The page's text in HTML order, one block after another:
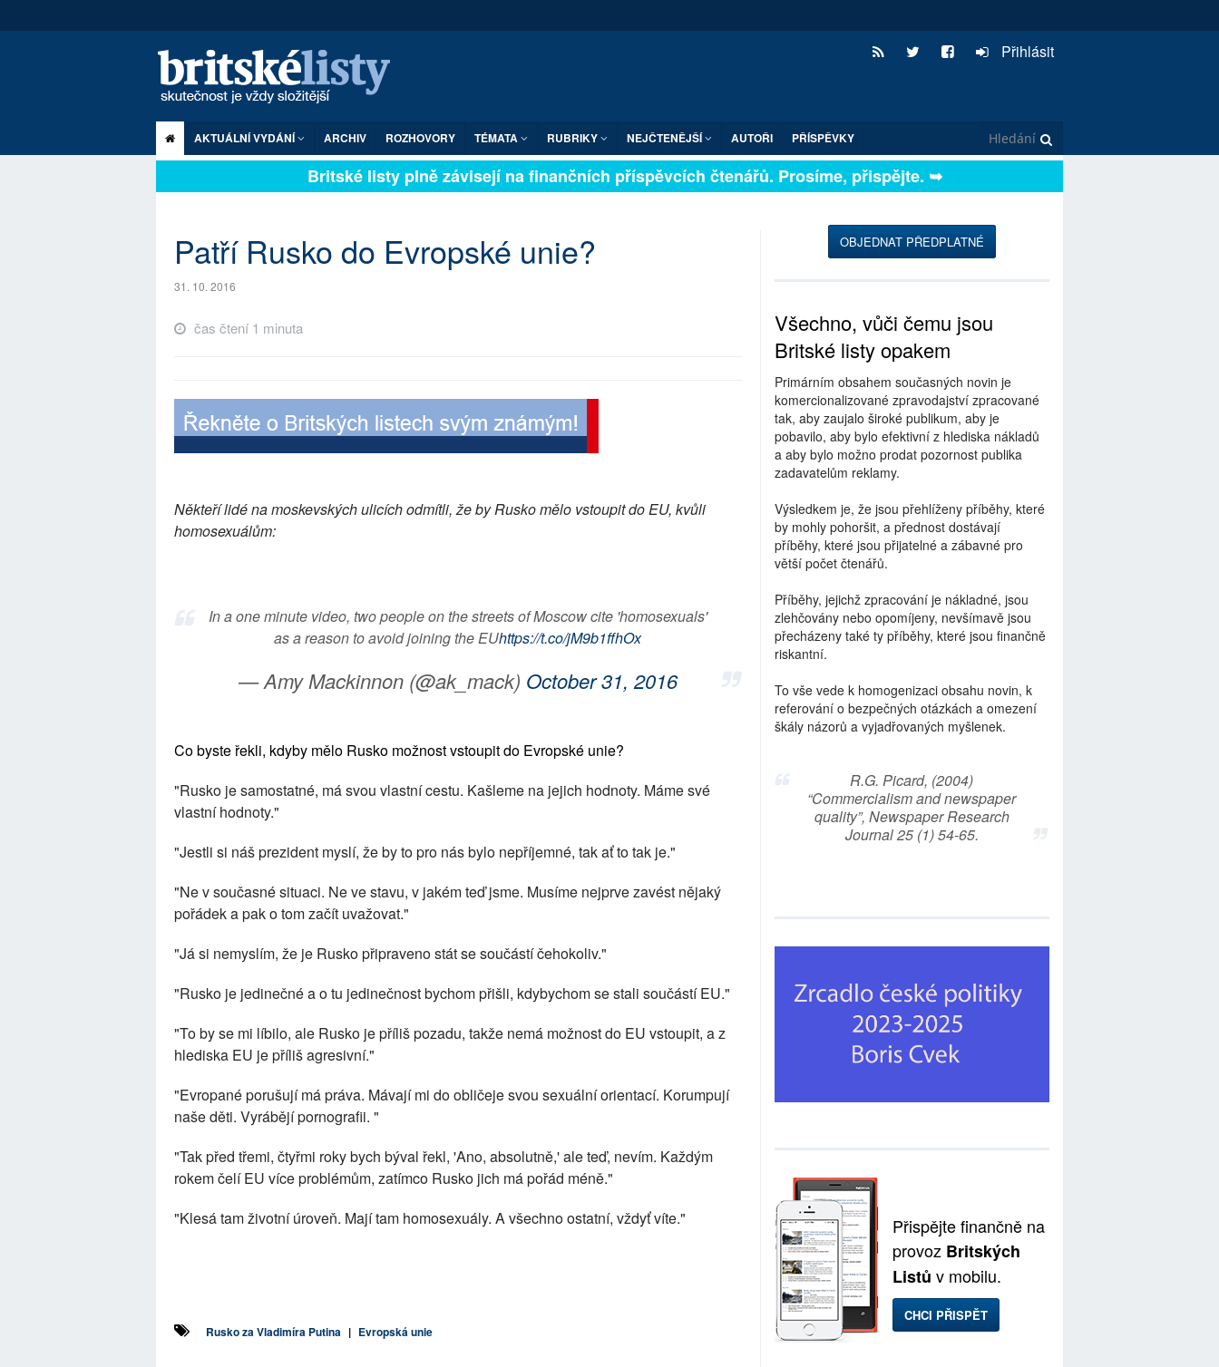
Přihlásit
AKTUÁLNÍ VYDÁNÍ ARCHIV ROZHOVORY TÉMATA RUBRIKY NEJČTENĚJŠÍ AUTOŘI PŘÍSPĚVKY
Britské listy plně závisejí na finančních příspěvcích čtenářů. Prosíme, přispějte. ➥
Patří Rusko do Evropské unie?
31. 10. 2016
čas čtení 1 minuta
Někteří lidé na moskevských ulicích odmítli, že by Rusko mělo vstoupit do EU, kvůli
homosexuálům:
In a one minute video, two people on the streets of Moscow cite 'homosexuals'
as a reason to avoid joining the EUhttps://t.co/jM9b1ffhOx
— Amy Mackinnon (@ak_mack) October 31, 2016
Co byste řekli, kdyby mělo Rusko možnost vstoupit do Evropské unie?
"Rusko je samostatné, má svou vlastní cestu. Kašleme na jejich hodnoty. Máme své
vlastní hodnoty."
"Jestli si náš prezident myslí, že by to pro nás bylo nepříjemné, tak ať to tak je."
"Ne v současné situaci. Ne ve stavu, v jakém teď jsme. Musíme nejprve zavést nějaký
pořádek a pak o tom začít uvažovat."
"Já si nemyslím, že je Rusko připraveno stát se součástí čehokoliv."
"Rusko je jedinečné a o tu jedinečnost bychom přišli, kdybychom se stali součástí EU."
"To by se mi líbilo, ale Rusko je příliš pozadu, takže nemá možnost do EU vstoupit, a z
hlediska EU je příliš agresivní."
"Evropané porušují má práva. Mávají mi do obličeje svou sexuální orientací. Korumpují
naše děti. Vyrábějí pornografii. "
"Tak před třemi, čtyřmi roky bych býval řekl, 'Ano, absolutně,' ale teď, nevím. Každým
rokem čelí EU více problémům, zatímco Rusko jich má pořád méně."
"Klesá tam životní úroveň. Mají tam homosexuály. A všechno ostatní, vždyť víte."
Rusko za Vladimíra Putina | Evropská unie
OBJEDNAT PŘEDPLATNÉ
Všechno, vůči čemu jsou
Britské listy opakem
Primárním obsahem současných novin je
komercionalizované zpravodajství zpracované
tak, aby zaujalo široké publikum, aby je
pobavilo, aby bylo efektivní z hlediska nákladů
a aby bylo možno prodat pozornost publika
zadavatelům reklamy.
Výsledkem je, že jsou přehlíženy příběhy, které
by mohly pohoršit, a přednost dostávají
příběhy, které jsou přijatelné a zábavné pro
větší počet čtenářů.
Příběhy, jejichž zpracování je nákladné, jsou
zlehčovány nebo opomíjeny, nevšímavě jsou
přecházeny také ty příběhy, které jsou finančně
riskantní.
To vše vede k homogenizaci obsahu novin, k
referování o bezpečných otázkách a omezení
škály názorů a vyjadřovaných myšlenek.
R.G. Picard, (2004)
“Commercialism and newspaper
quality”, Newspaper Research
Journal 25 (1) 54-65.
Přispějte finančně na
provoz Britských
Listů v mobilu.
CHCI PŘISPĚT